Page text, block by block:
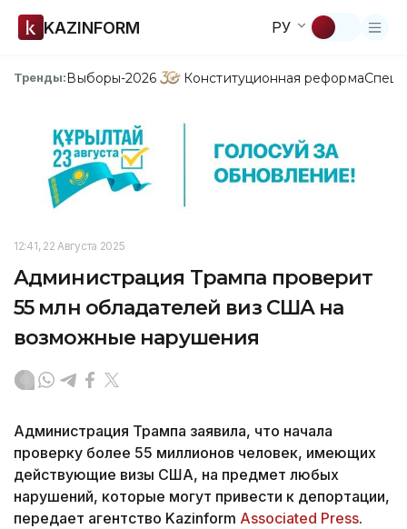
KAZINFORM РУ
Тренды:Выборы-2026 Конституционная реформа
12:41, 22 Августа 2025
Администрация Трампа проверит
55 млн обладателей виз США на
возможные нарушения
Администрация Трампа заявила, что начала
проверку более 55 миллионов человек, имеющих
действующие визы США, на предмет любых
нарушений, которые могут привести к депортации,
передает агентство Kazinform Associated Press.